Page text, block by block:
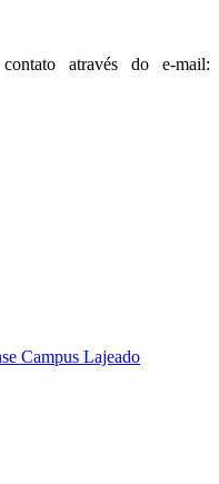
através do e-mail:
Campus Lajeado